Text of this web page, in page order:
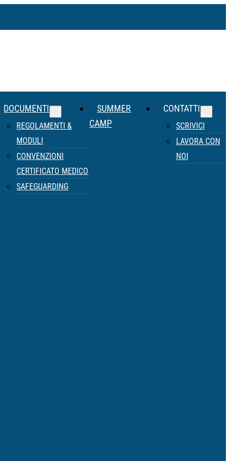
DOCUMENTI
REGOLAMENTI &
MODULI
CONVENZIONI
CERTIFICATO MEDICO
SAFEGUARDING
SUMMER
CAMP
CONTATTI
SCRIVICI
LAVORA CON
NOI